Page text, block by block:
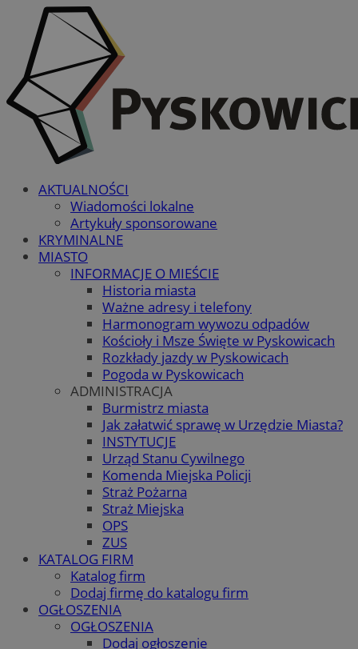
AKTUALNOŚCI
Wiadomości lokalne
Artykuły sponsorowane
KRYMINALNE
MIASTO
INFORMACJE O MIEŚCIE
Historia miasta
Ważne adresy i telefony
Harmonogram wywozu odpadów
Kościoły i Msze Święte w Pyskowicach
Rozkłady jazdy w Pyskowicach
Pogoda w Pyskowicach
ADMINISTRACJA
Burmistrz miasta
Jak załatwić sprawę w Urzędzie Miasta?
INSTYTUCJE
Urząd Stanu Cywilnego
Komenda Miejska Policji
Straż Pożarna
Straż Miejska
OPS
ZUS
KATALOG FIRM
Katalog firm
Dodaj firmę do katalogu firm
OGŁOSZENIA
OGŁOSZENIA
Dodaj ogłoszenie